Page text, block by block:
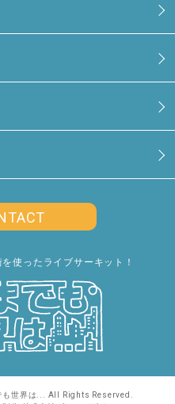
ったライブサーキット！
世界は... All Rights Reserved.